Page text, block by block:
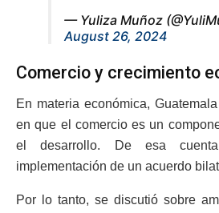
— Yuliza Muñoz
August 26, 2024
Comercio y crecimiento
En materia económica,
en que el comercio es un
el desarrollo. De esa
implementación de un acuerdo
Por lo tanto, se discutió sobre